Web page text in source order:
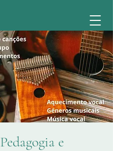
Pedagogia e